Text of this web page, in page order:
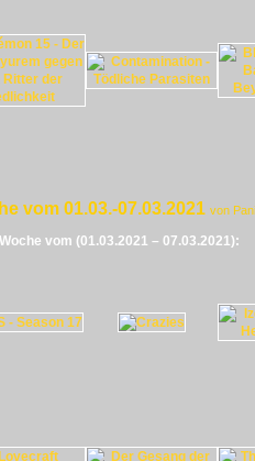
vom 01.03.-07.03.2021 von
vom (01.03.2021 – 07.03.2021):